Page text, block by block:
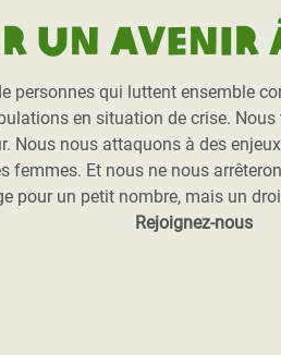
un avenir
personnes qui luttent ensemble
en situation de crise.
Nous nous attaquons à des
Et nous ne nous
pour un petit nombre, mais un
Rejoignez-nous